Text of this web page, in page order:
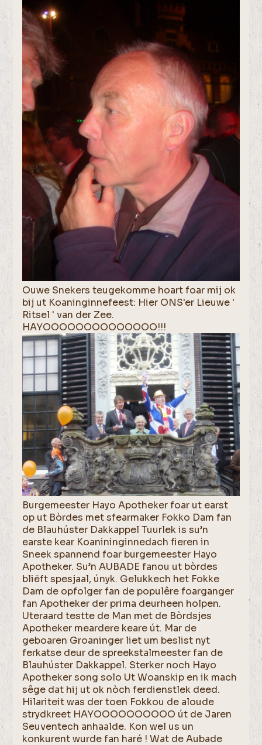
Ouwe Snekers teugekomme hoart foar mij ok
bij ut Koaninginnefeest: Hier ONS'er Lieuwe '
Ritsel ' van der Zee.
HAYOOOOOOOOOOOOOO!!!
Burgemeester Hayo Apotheker foar ut earst
op ut Bòrdes met sfearmaker Fokko Dam fan
de Blauhúster Dakkappel Tuurlek is su’n
earste kear Koanininginnedach fieren in
Sneek spannend foar burgemeester Hayo
Apotheker. Su’n AUBADE fanou ut bòrdes
bliëft spesjaal, únyk. Gelukkech het Fokke
Dam de opfolger fan de populêre foarganger
fan Apotheker der prima deurheen holpen.
Uteraard testte de Man met de Bòrdsjes
Apotheker meardere keare út. Mar de
geboaren Groaninger liet um beslist nyt
ferkatse deur de spreekstalmeester fan de
Blauhúster Dakkappel. Sterker noch Hayo
Apotheker song solo Ut Woanskip en ik mach
sêge dat hij ut ok nòch ferdienstlek deed.
Hilariteit was der toen Fokkou de aloude
strydkreet HAYOOOOOOOOOO út de Jaren
Seuventech anhaalde. Kon wel us un
konkurent wurde fan haré ! Wat de Aubade